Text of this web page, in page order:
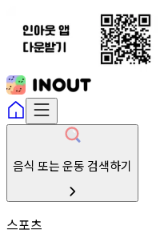
음식 또는 운동 검색하기
스포츠